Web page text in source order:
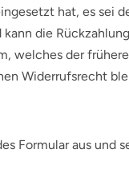
hat, es
die
welches der
Widerrufsrecht
Formularaus und